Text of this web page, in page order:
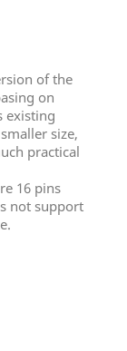
of the
on
existing
size,
practical
16 pins
not support